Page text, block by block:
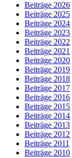
Beiträge 2026
Beiträge 2025
Beiträge 2024
Beiträge 2023
Beiträge 2022
Beiträge 2021
Beiträge 2020
Beiträge 2019
Beiträge 2018
Beiträge 2017
Beiträge 2016
Beiträge 2015
Beiträge 2014
Beiträge 2013
Beiträge 2012
Beiträge 2011
Beiträge 2010